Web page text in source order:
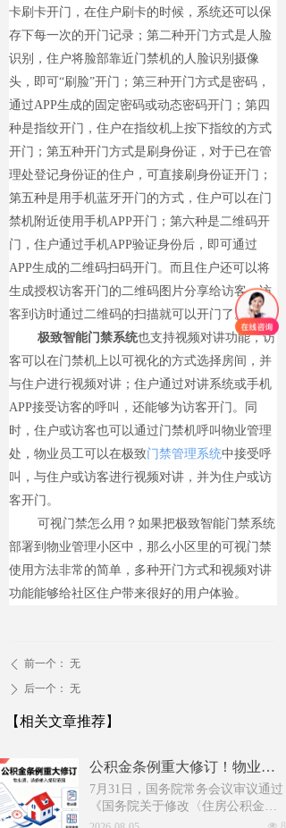
卡刷卡开门，在住户刷卡的时候，系统还可以保
存下每一次的开门记录；第二种开门方式是人脸
识别，住户将脸部靠近门禁机的人脸识别摄像
头，即可“刷脸”开门；第三种开门方式是密码，
通过APP生成的固定密码或动态密码开门；第四
种是指纹开门，住户在指纹机上按下指纹的方式
开门；第五种开门方式是刷身份证，对于已在管
理处登记身份证的住户，可直接刷身份证开门；
第五种是用手机蓝牙开门的方式，住户可以在门
禁机附近使用手机APP开门；第六种是二维码开
门，住户通过手机APP验证身份后，即可通过
APP生成的二维码扫码开门。而且住户还可以将
生成授权访客开门的二维码图片分享给访客，访
客到访时通过二维码的扫描就可以开门了。
极致智能门禁系统也支持视频对讲功能，访
客可以在门禁机上以可视化的方式选择房间，并
与住户进行视频对讲；住户通过对讲系统或手机
APP接受访客的呼叫，还能够为访客开门。同
时，住户或访客也可以通过门禁机呼叫物业管理
处，物业员工可以在极致门禁管理系统中接受呼
叫，与住户或访客进行视频对讲，并为住户或访
客开门。
可视门禁怎么用？如果把极致智能门禁系统
部署到物业管理小区中，那么小区里的可视门禁
使用方法非常的简单，多种开门方式和视频对讲
功能能够给社区住户带来很好的用户体验。
ꄴ 前一个： 无
ꄲ 后一个： 无
【相关文章推荐】
公积金条例重大修订！物业费、装修纳入提取范围，物业行业迎来新机遇
7月31日，国务院常务会议审议通过
《国务院关于修改〈住房公积金管
理条例〉的决定(草案)》，住房公积